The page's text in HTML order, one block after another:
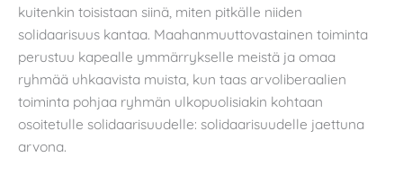
kuitenkin toisistaan siinä, miten pitkälle niiden
solidaarisuus kantaa. Maahanmuuttovastainen toiminta
perustuu kapealle ymmärrykselle meistä ja omaa
ryhmää uhkaavista muista, kun taas arvoliberaalien
toiminta pohjaa ryhmän ulkopuolisiakin kohtaan
osoitetulle solidaarisuudelle: solidaarisuudelle jaettuna
arvona.